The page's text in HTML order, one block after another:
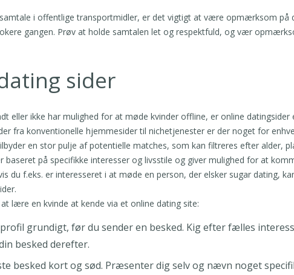
i offentlige transportmidler, er det vigtigt at være opmærksom på
gangen. Prøv at holde samtalen let og respektfuld, og vær
sider
eller ikke har mulighed for at møde kvinder offline, er online datingsider
fra konventionelle hjemmesider til nichetjenester er der noget for
en stor pulje af potentielle matches, som kan filtreres efter alder,
baseret på specifikke interesser og livsstile og giver mulighed for at
du f.eks. er interesseret i at møde en person, der elsker sugar dating,
lære en kvinde at kende via et online dating site:
grundigt, før du sender en besked. Kig efter fælles
besked derefter.
besked kort og sød. Præsenter dig selv og nævn noget